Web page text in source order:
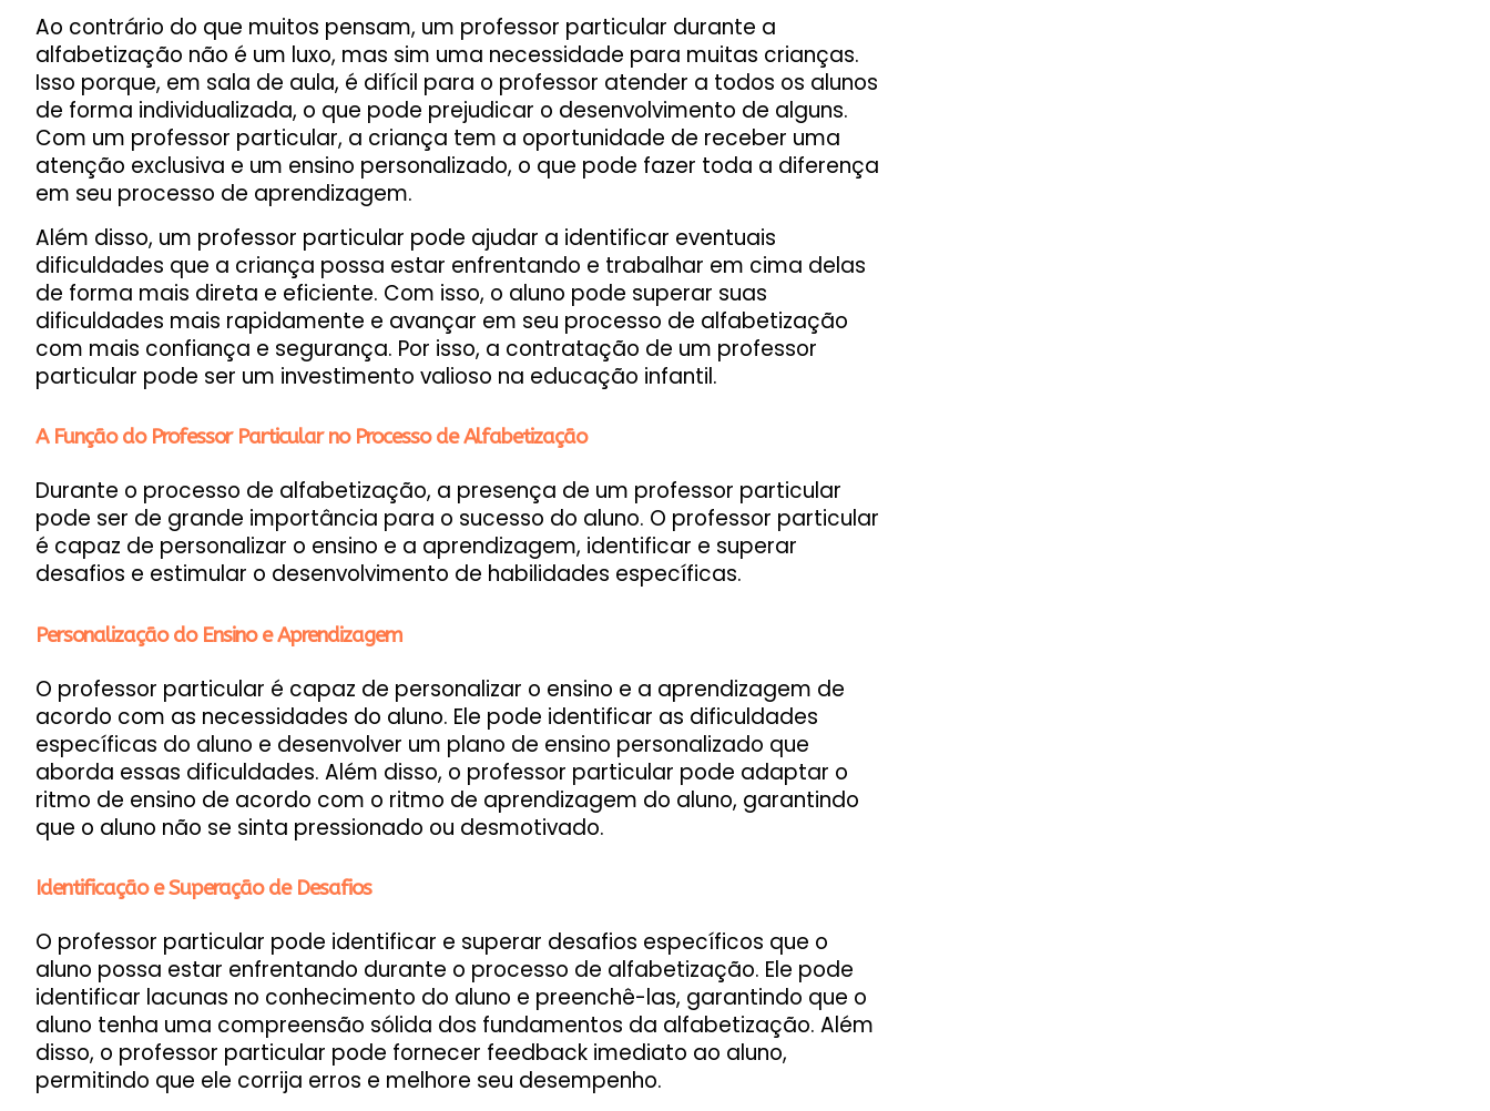
Ao contrário do que muitos pensam, um professor particular durante a
alfabetização não é um luxo, mas sim uma necessidade para muitas crianças.
Isso porque, em sala de aula, é difícil para o professor atender a todos os alunos
de forma individualizada, o que pode prejudicar o desenvolvimento de alguns.
Com um professor particular, a criança tem a oportunidade de receber uma
atenção exclusiva e um ensino personalizado, o que pode fazer toda a diferença
em seu processo de aprendizagem.
Além disso, um professor particular pode ajudar a identificar eventuais
dificuldades que a criança possa estar enfrentando e trabalhar em cima delas
de forma mais direta e eficiente. Com isso, o aluno pode superar suas
dificuldades mais rapidamente e avançar em seu processo de alfabetização
com mais confiança e segurança. Por isso, a contratação de um professor
particular pode ser um investimento valioso na educação infantil.
A Função do Professor Particular no Processo de Alfabetização
Durante o processo de alfabetização, a presença de um professor particular
pode ser de grande importância para o sucesso do aluno. O professor particular
é capaz de personalizar o ensino e a aprendizagem, identificar e superar
desafios e estimular o desenvolvimento de habilidades específicas.
Personalização do Ensino e Aprendizagem
O professor particular é capaz de personalizar o ensino e a aprendizagem de
acordo com as necessidades do aluno. Ele pode identificar as dificuldades
específicas do aluno e desenvolver um plano de ensino personalizado que
aborda essas dificuldades. Além disso, o professor particular pode adaptar o
ritmo de ensino de acordo com o ritmo de aprendizagem do aluno, garantindo
que o aluno não se sinta pressionado ou desmotivado.
Identificação e Superação de Desafios
O professor particular pode identificar e superar desafios específicos que o
aluno possa estar enfrentando durante o processo de alfabetização. Ele pode
identificar lacunas no conhecimento do aluno e preenchê-las, garantindo que o
aluno tenha uma compreensão sólida dos fundamentos da alfabetização. Além
disso, o professor particular pode fornecer feedback imediato ao aluno,
permitindo que ele corrija erros e melhore seu desempenho.